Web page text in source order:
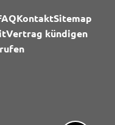
KontaktSitemap
Vertrag kündigen